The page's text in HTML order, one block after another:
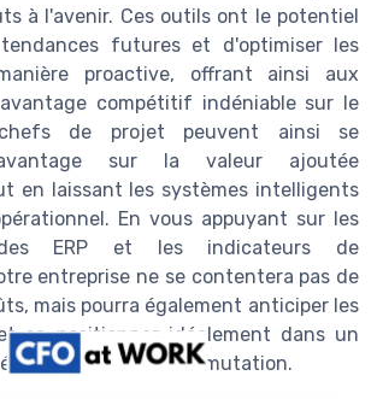
à l'avenir. Ces outils ont le potentiel
futures et d'optimiser les
proactive, offrant ainsi aux
compétitif indéniable sur le
de projet peuvent ainsi se
sur la valeur ajoutée
en laissant les systèmes intelligents
En vous appuyant sur les
des ERP et les indicateurs de
entreprise ne se contentera pas de
mais pourra également anticiper les
se positionner idéalement dans un
en pleine mutation.